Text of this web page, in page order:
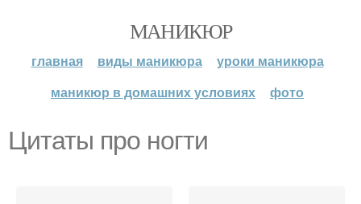
МАНИКЮР
главная виды маникюра
уроки маникюра
маникюр в домашних условиях
фото
Цитаты про ногти